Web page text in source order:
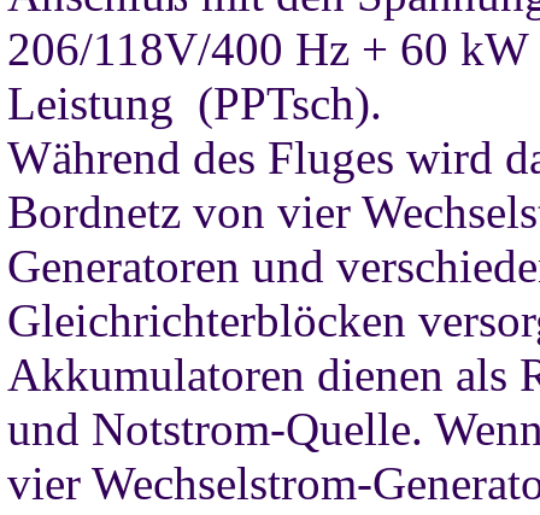
206/118V/400 Hz + 60 kW
Leistung (PPTsch).
Während des Fluges wird
Bordnetz von vier
Generatoren und
Gleichrichterblöcken
Akkumulatoren dienen als
und Notstrom-Quelle.
vier Wechselstrom-